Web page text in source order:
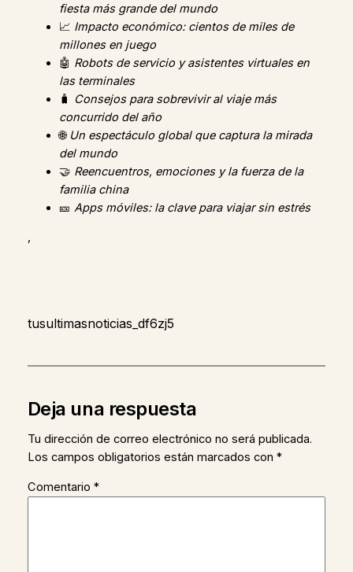
fiesta más grande del mundo
📈 Impacto económico: cientos de miles de
millones en juego
🤖 Robots de servicio y asistentes virtuales en
las terminales
🧳
Consejos para sobrevivir al viaje más
concurrido del año
🌐 Un espectáculo global que captura la mirada
del mundo
🤝 Reencuentros, emociones y la fuerza de la
familia china
🎫 Apps móviles: la clave para viajar sin estrés
,
tusultimasnoticias_df6zj5
Deja una respuesta
Tu dirección de correo electrónico no será publicada.
Los campos obligatorios están marcados con *
Comentario *